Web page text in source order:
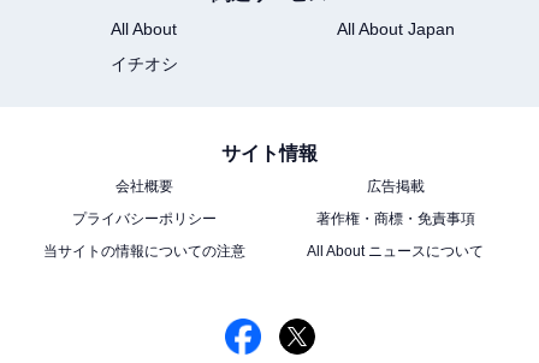
All About
All About Japan
イチオシ
サイト情報
会社概要
広告掲載
プライバシーポリシー
著作権・商標・免責事項
当サイトの情報についての注意
All About ニュースについて